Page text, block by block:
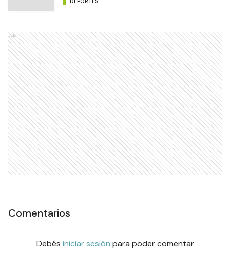
Ads
Comentarios
Debés iniciar sesión para poder comentar